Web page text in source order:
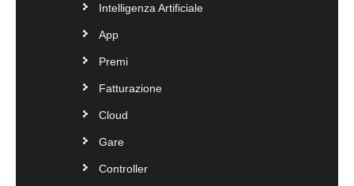
Intelligenza Artificiale
App
Premi
Fatturazione
Cloud
Gare
Controller